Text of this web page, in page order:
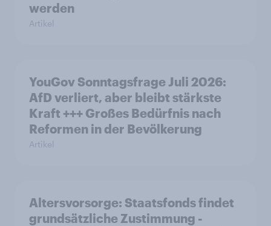
werden
Artikel
YouGov Sonntagsfrage Juli 2026:
AfD verliert, aber bleibt stärkste
Kraft +++ Großes Bedürfnis nach
Reformen in der Bevölkerung
Artikel
Altersvorsorge: Staatsfonds findet
grundsätzliche Zustimmung -